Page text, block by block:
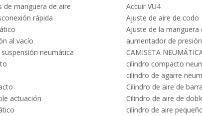
de manguera de aire
Accuir VU4
rápida
Ajuste de aire de codo
Ajuste de la manguera
al vacío
aumentador de
neumática
CAMISETA
cilindro compacto
cilindro de agarre
Cilindro de aire de
actuación
Cilindro de aire de
cilindro de aire